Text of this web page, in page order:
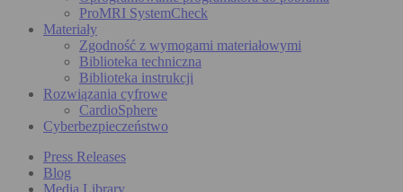
ProMRI SystemCheck
Materiały
Zgodność z wymogami materiałowymi
Biblioteka techniczna
Biblioteka instrukcji
Rozwiązania cyfrowe
CardioSphere
Cyberbezpieczeństwo
Press Releases
Blog
Media Library